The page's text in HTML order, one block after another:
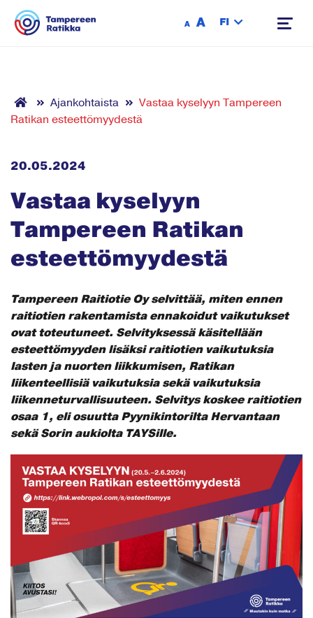
A A FI
Ajankohtaista
Vastaa kyselyyn Tampereen
Ratikan esteettömyydestä
20.05.2024
Vastaa kyselyyn
Tampereen Ratikan
esteettömyydestä
Tampereen Raitiotie Oy selvittää, miten ennen
raitiotien rakentamista ennakoidut vaikutukset
ovat toteutuneet. Selvityksessä käsitellään
esteettömyyden lisäksi raitiotien vaikutuksia
lasten ja nuorten liikkumisen, Ratikan
liikenteellisiä vaikutuksia sekä vaikutuksia
liikenneturvallisuuteen. Selvitys koskee raitiotien
osaa 1, eli osuutta Pyynikintorilta Hervantaan
sekä Sorin aukiolta TAYSille.